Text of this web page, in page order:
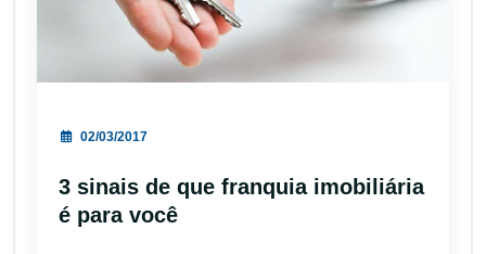
02/03/2017
3 sinais de que franquia imobiliária
é para você